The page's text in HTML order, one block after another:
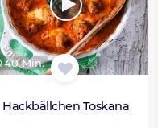
40 Min.
Hackbällchen Toskana